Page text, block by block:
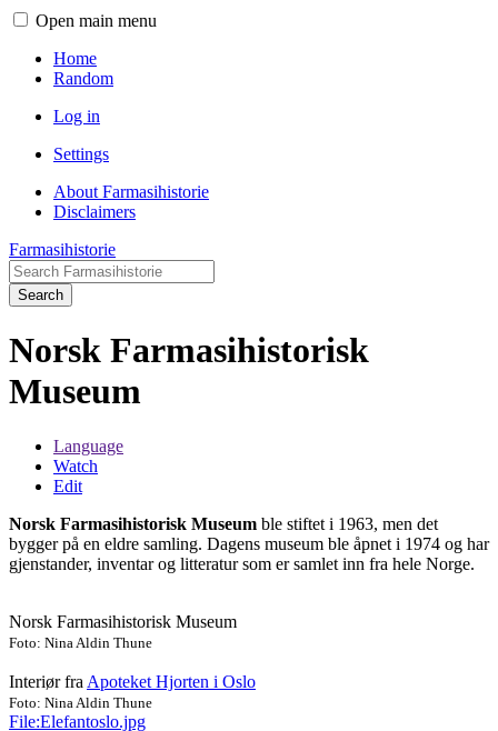
Open main menu
Home
Random
Log in
Settings
About Farmasihistorie
Disclaimers
Farmasihistorie
Search
Norsk Farmasihistorisk
Museum
Language
Watch
Edit
Norsk Farmasihistorisk Museum ble stiftet i 1963, men det
bygger på en eldre samling. Dagens museum ble åpnet i 1974 og har
gjenstander, inventar og litteratur som er samlet inn fra hele Norge.
Norsk Farmasihistorisk Museum
Foto: Nina Aldin Thune
Interiør fra Apoteket Hjorten i Oslo
Foto: Nina Aldin Thune
File:Elefantoslo.jpg